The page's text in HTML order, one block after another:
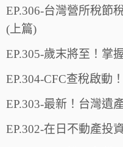
EP.306-台灣營所稅節
(上篇)
EP.305-歲末將至！掌
EP.304-CFC查稅啟動
EP.303-最新！台灣遺
EP.302-在日不動產投